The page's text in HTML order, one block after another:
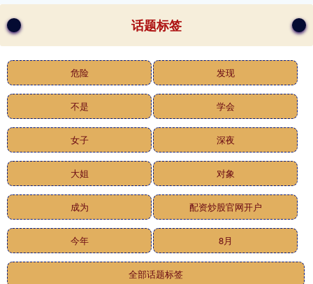
话题标签
危险 发现
不是 学会
女子 深夜
大姐 对象
成为 配资炒股官网开户
今年 8月
全部话题标签